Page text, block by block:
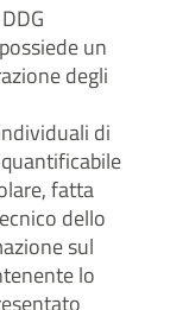
un
degli
di
fatta
dello
sul
lo